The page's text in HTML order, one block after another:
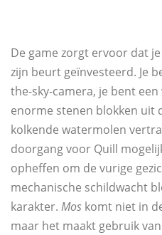
De game zorgt ervoor dat
zijn beurt geïnvesteerd. Je
the-sky-camera, je bent
enorme stenen blokken uit
kolkende watermolen
doorgang voor Quill
opheffen om de vurige
mechanische schildwacht
karakter. Mos komt niet in
maar het maakt gebruik